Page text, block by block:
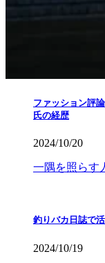
ファッション評
氏の経歴
2024/10/20
一隅を照らす
釣りバカ日誌で
2024/10/19